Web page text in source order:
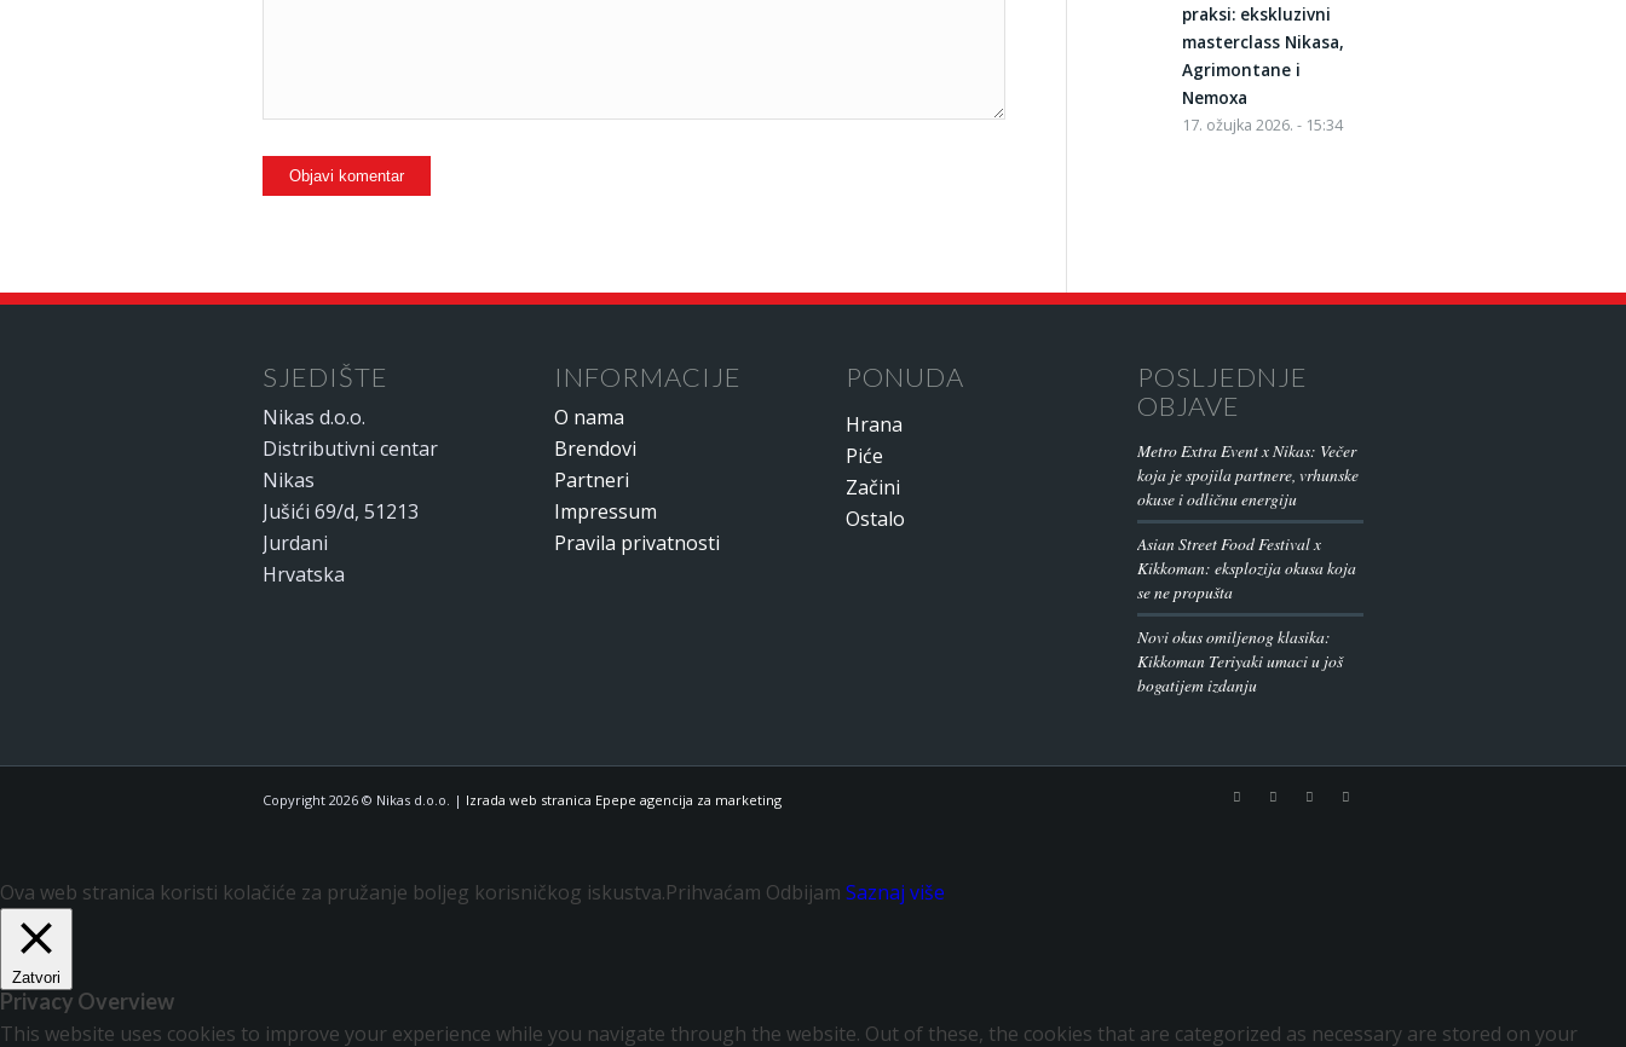
praksi: ekskluzivni
masterclass Nikasa,
Agrimontane i
Nemoxa
17. ožujka 2026. - 15:34
SJEDIŠTE
Nikas d.o.o.
Distributivni centar
Nikas
Jušići 69/d, 51213
Jurdani
Hrvatska
INFORMACIJE
O nama
Brendovi
Partneri
Impressum
Pravila privatnosti
PONUDA
Hrana
Piće
Začini
Ostalo
POSLJEDNJE
OBJAVE
Metro Extra Event x Nikas: Večer
koja je spojila partnere, vrhunske
okuse i odličnu energiju
Asian Street Food Festival x
Kikkoman: eksplozija okusa koja
se ne propušta
Novi okus omiljenog klasika:
Kikkoman Teriyaki umaci u još
bogatijem izdanju
Copyright 2026 © Nikas d.o.o. | Izrada web stranica Epepe agencija za marketing
Ova web stranica koristi kolačiće za pružanje boljeg korisničkog iskustva.Prihvaćam Odbijam Saznaj više
Zatvori
Privacy Overview
This website uses cookies to improve your experience while you navigate through the website. Out of these, the cookies that are categorized as necessary are stored on your